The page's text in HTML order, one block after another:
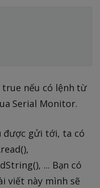
true nếu có lệnh từ
Serial Monitor.
được gửi tới, ta có
... Bạn có
viết này mình sẽ